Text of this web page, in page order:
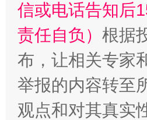
信或电话告知后
责任自负） 根据
布，让相关专家
举报的内容转至
观点和对其真实